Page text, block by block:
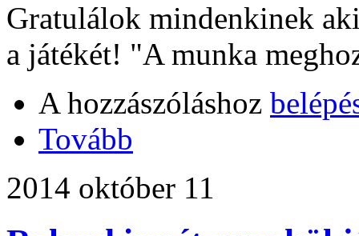
Gratulálok mindenkinek
a játékét! "A munka
A hozzászóláshoz
Tovább
2014 október 11